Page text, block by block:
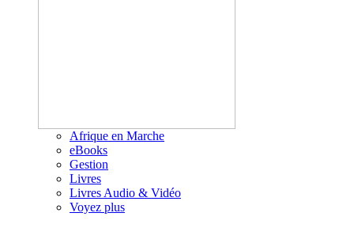
Afrique en Marche
eBooks
Gestion
Livres
Livres Audio & Vidéo
Voyez plus